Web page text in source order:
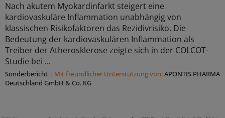
Nach akutem Myokardinfarkt steigert eine
kardiovaskuläre Inflammation unabhängig von
klassischen Risikofaktoren das Rezidivrisiko. Die
Bedeutung der kardiovaskulären Inflammation als
Treiber der Atherosklerose zeigte sich in der COLCOT-
Studie bei ...
Sonderbericht | Mit freundlicher Unterstützung von:APONTIS PHARMA
Deutschland GmbH & Co. KG